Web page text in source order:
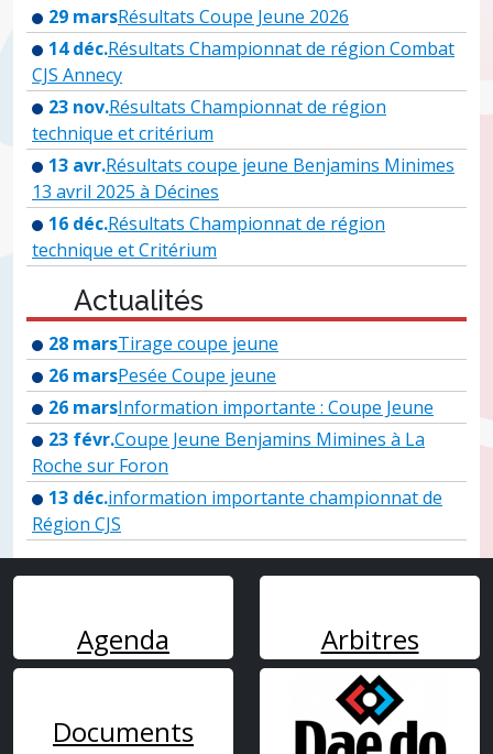
29 marsRésultats Coupe Jeune 2026
14 déc.Résultats Championnat de région Combat
CJS Annecy
23 nov.Résultats Championnat de région
technique et critérium
13 avr.Résultats coupe jeune Benjamins Minimes
13 avril 2025 à Décines
16 déc.Résultats Championnat de région
technique et Critérium
Actualités
28 marsTirage coupe jeune
26 marsPesée Coupe jeune
26 marsInformation importante : Coupe Jeune
23 févr.Coupe Jeune Benjamins Mimines à La
Roche sur Foron
13 déc.information importante championnat de
Région CJS
Agenda Arbitres
Documents